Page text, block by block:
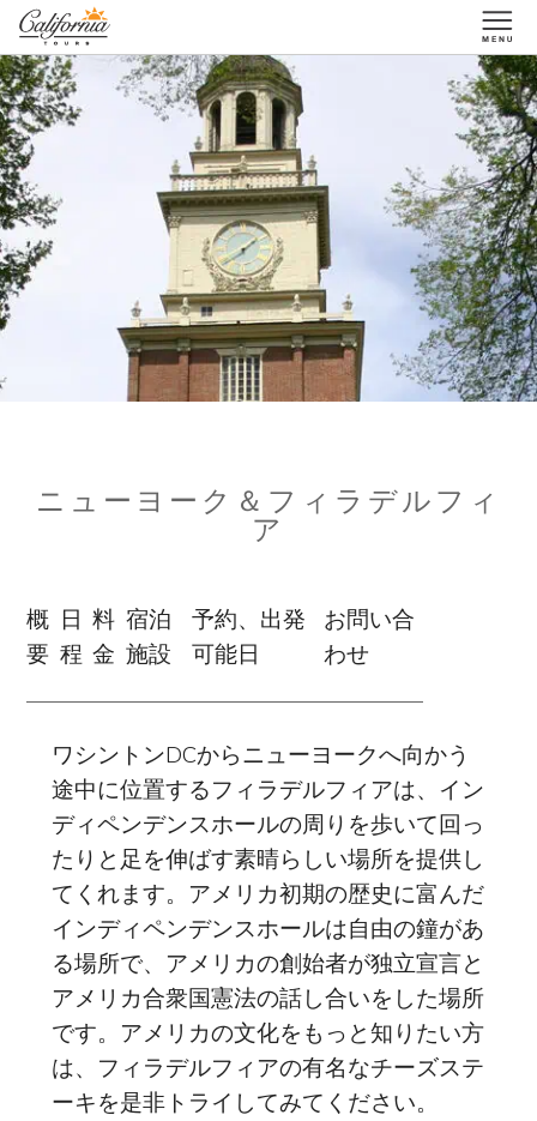
ニューヨーク＆フィラデルフィ
ア
概
要
日
程
料
金
宿泊
施設
予約、出発
可能日
お問い合
わせ
ワシントンDCからニューヨークへ向かう
途中に位置するフィラデルフィアは、イン
ディペンデンスホールの周りを歩いて回っ
たりと足を伸ばす素晴らしい場所を提供し
てくれます。アメリカ初期の歴史に富んだ
インディペンデンスホールは自由の鐘があ
る場所で、アメリカの創始者が独立宣言と
アメリカ合衆国憲法の話し合いをした場所
です。アメリカの文化をもっと知りたい方
は、フィラデルフィアの有名なチーズステ
ーキを是非トライしてみてください。